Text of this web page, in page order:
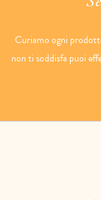
Curiamo ogni
non ti soddisfa puoi